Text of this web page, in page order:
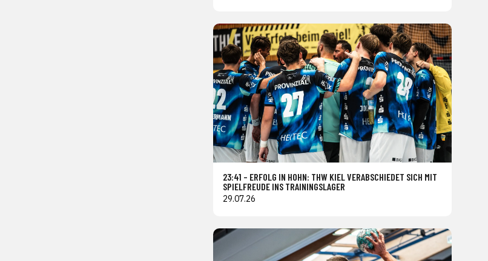
23:41 – ERFOLG IN HOHN: THW KIEL VERABSCHIEDET SICH MIT
SPIELFREUDE INS TRAININGSLAGER
29.07.26